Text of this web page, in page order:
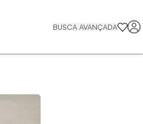
BUSCA AVANÇADA